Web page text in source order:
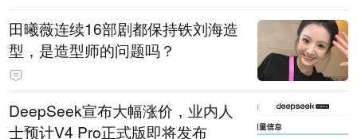
田曦薇连续16部剧都保持铁刘海造
型，是造型师的问题吗？
DeepSeek宣布大幅涨价，业内人
士预计V4 Pro正式版即将发布